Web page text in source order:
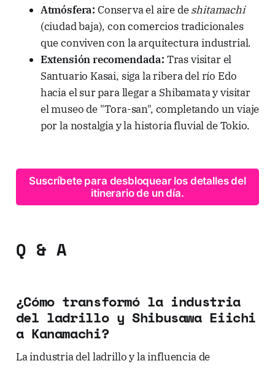
Atmósfera: Conserva el aire deshitamachi
(ciudad baja), con comercios tradicionales
que conviven con la arquitectura industrial.
Extensión recomendada: Tras visitar el
Santuario Kasai, siga la ribera del río Edo
hacia el sur para llegar a Shibamata y visitar
el museo de "Tora-san", completando un viaje
por la nostalgia y la historia fluvial de Tokio.
Suscríbete para desbloquear los detalles del
itinerario de un día.
Q & A
¿Cómo transformó la industria
del ladrillo y Shibusawa Eiichi
a Kanamachi?
La industria del ladrillo y la influencia de